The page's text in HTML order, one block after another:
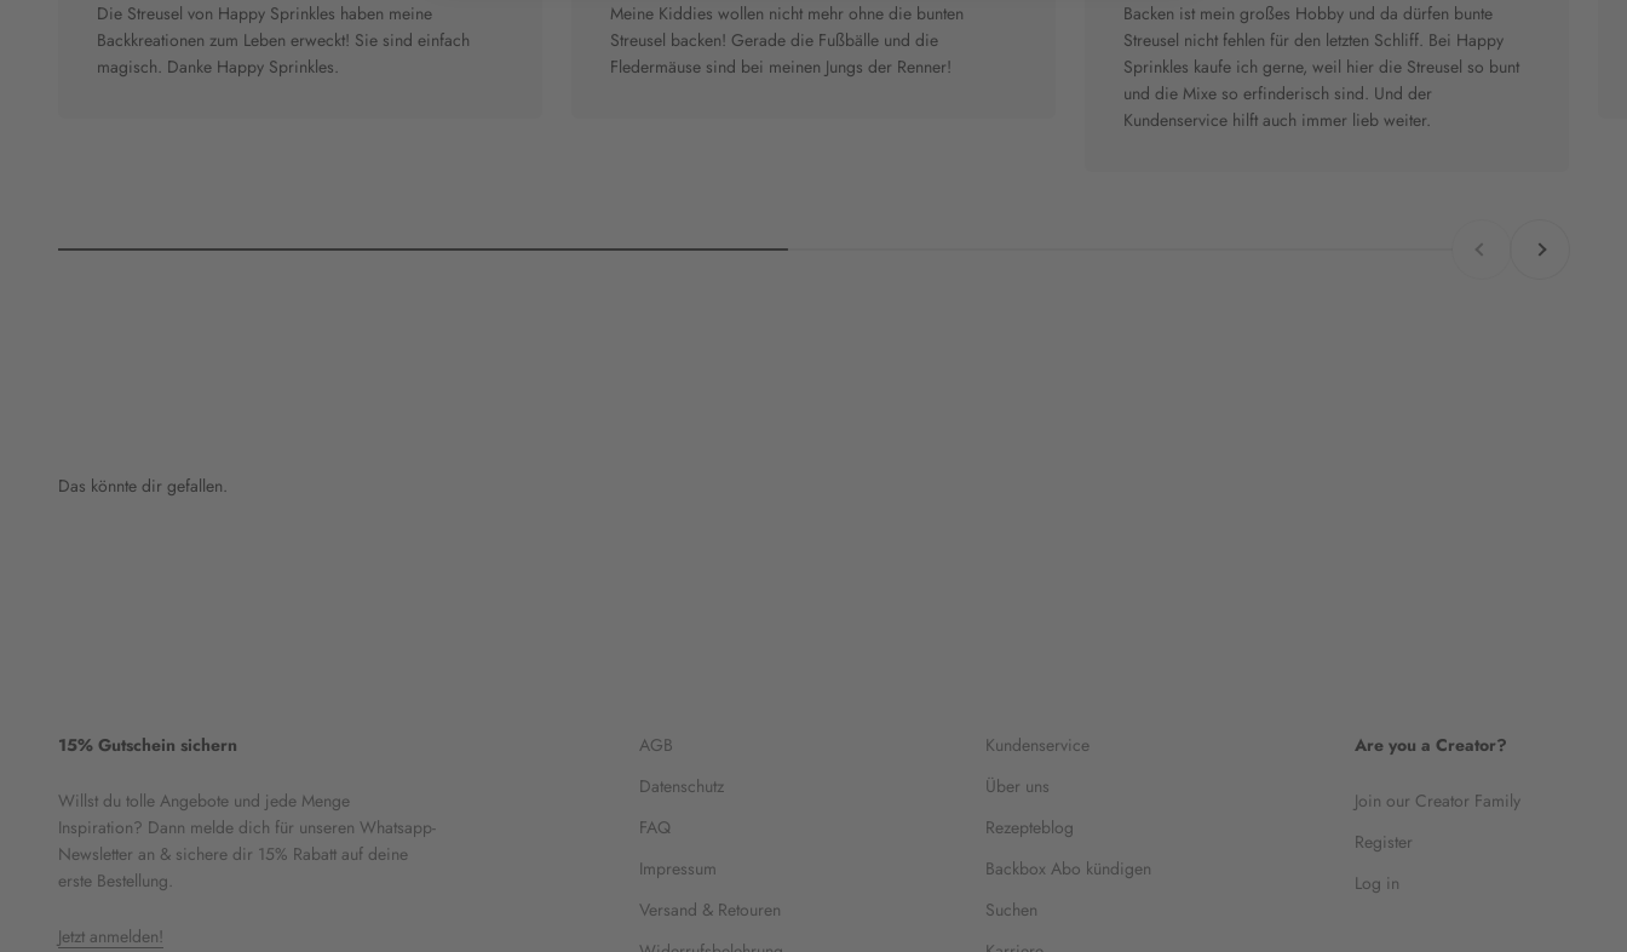
Die Streusel von Happy Sprinkles haben meine
Backkreationen zum Leben erweckt! Sie sind einfach
magisch. Danke Happy Sprinkles.
Meine Kiddies wollen nicht mehr ohne die bunten
Streusel backen! Gerade die Fußbälle und die
Fledermäuse sind bei meinen Jungs der Renner!
Backen ist mein großes Hobby und da dürfen bunte
Streusel nicht fehlen für den letzten Schliff. Bei Happy
Sprinkles kaufe ich gerne, weil hier die Streusel so bunt
und die Mixe so erfinderisch sind. Und der
Kundenservice hilft auch immer lieb weiter.
Das könnte dir gefallen.
15% Gutschein sichern
Willst du tolle Angebote und jede Menge
Inspiration? Dann melde dich für unseren Whatsapp-
Newsletter an & sichere dir 15% Rabatt auf deine
erste Bestellung.
Jetzt anmelden!
AGB
Datenschutz
FAQ
Impressum
Versand & Retouren
Kundenservice
Über uns
Rezepteblog
Backbox Abo kündigen
Suchen
Are you a Creator?
Join our Creator Family
Register
Log in